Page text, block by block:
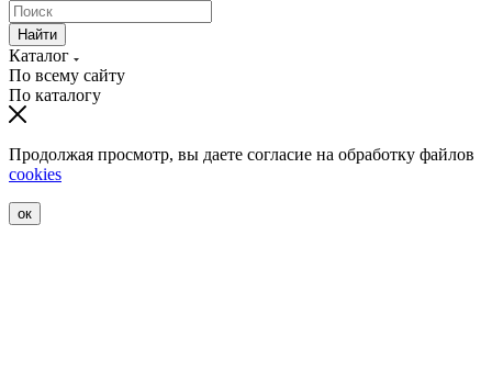
Найти
Каталог
По всему сайту
По каталогу
Продолжая просмотр, вы даете согласие на обработку файлов
cookies
ок